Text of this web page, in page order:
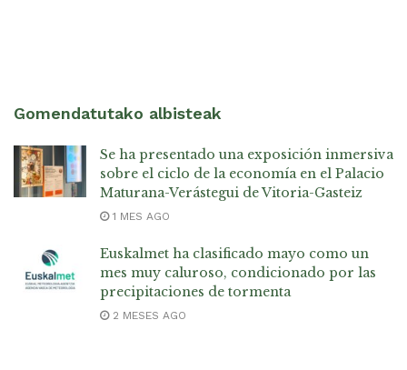
Gomendatutako albisteak
Se ha presentado una exposición inmersiva
sobre el ciclo de la economía en el Palacio
Maturana-Verástegui de Vitoria-Gasteiz
1 MES AGO
Euskalmet ha clasificado mayo como un
mes muy caluroso, condicionado por las
precipitaciones de tormenta
2 MESES AGO